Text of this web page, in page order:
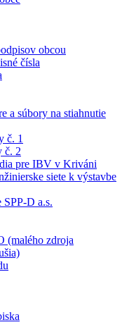
obcou
čísla
a súbory na stiahnutie
č. 1
č. 2
pre IBV v Kriváni
siete k výstavbe
D a.s.
(malého zdroja